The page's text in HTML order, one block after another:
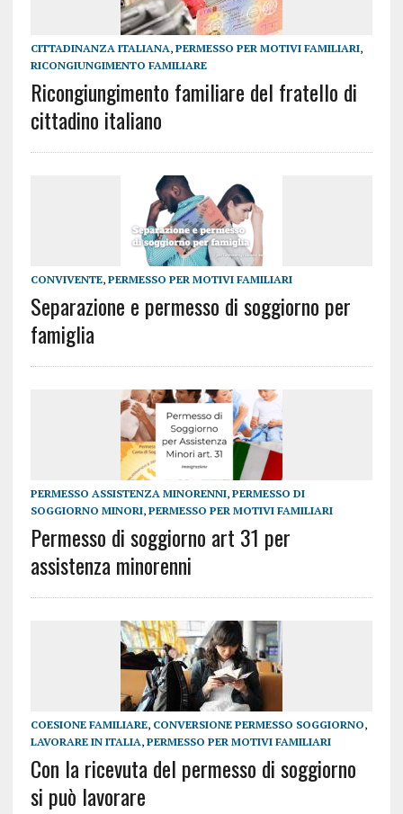
CITTADINANZA ITALIANA, PERMESSO PER MOTIVI FAMILIARI,
RICONGIUNGIMENTO FAMILIARE
Ricongiungimento familiare del fratello di
cittadino italiano
CONVIVENTE, PERMESSO PER MOTIVI FAMILIARI
Separazione e permesso di soggiorno per
famiglia
PERMESSO ASSISTENZA MINORENNI, PERMESSO DI
SOGGIORNO MINORI, PERMESSO PER MOTIVI FAMILIARI
Permesso di soggiorno art 31 per
assistenza minorenni
COESIONE FAMILIARE, CONVERSIONE PERMESSO SOGGIORNO,
LAVORARE IN ITALIA, PERMESSO PER MOTIVI FAMILIARI
Con la ricevuta del permesso di soggiorno
si può lavorare